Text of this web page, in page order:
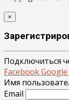
×
Подключиться
FacebookGoogle
Имя
Email